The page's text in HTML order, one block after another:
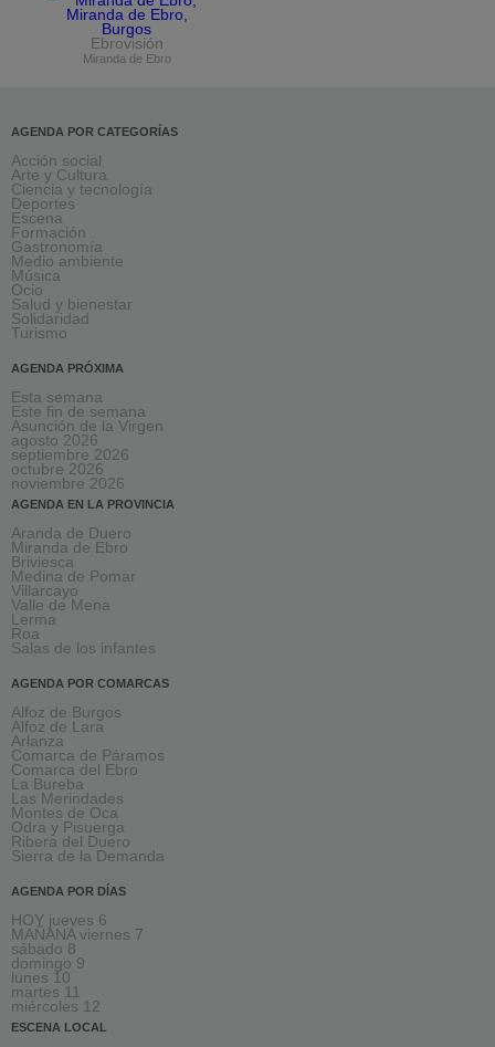
Ebrovisión
Miranda de Ebro
AGENDA POR CATEGORÍAS
Acción social
Arte y Cultura
Ciencia y tecnología
Deportes
Escena
Formación
Gastronomía
Medio ambiente
Música
Ocio
Salud y bienestar
Solidaridad
Turismo
AGENDA PRÓXIMA
Esta semana
Este fin de semana
Asunción de la Virgen
agosto 2026
septiembre 2026
octubre 2026
noviembre 2026
AGENDA EN LA PROVINCIA
Aranda de Duero
Miranda de Ebro
Briviesca
Medina de Pomar
Villarcayo
Valle de Mena
Lerma
Roa
Salas de los infantes
AGENDA POR COMARCAS
Alfoz de Burgos
Alfoz de Lara
Arlanza
Comarca de Páramos
Comarca del Ebro
La Bureba
Las Merindades
Montes de Oca
Odra y Pisuerga
Ribera del Duero
Sierra de la Demanda
AGENDA POR DÍAS
HOY jueves 6
MAÑANA viernes 7
sábado 8
domingo 9
lunes 10
martes 11
miércoles 12
ESCENA LOCAL